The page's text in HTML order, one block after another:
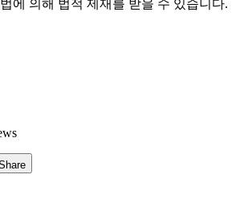
에 의해 법적 제재를 받을 수 있습니다.